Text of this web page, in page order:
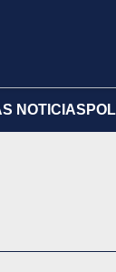
NOTICIAS